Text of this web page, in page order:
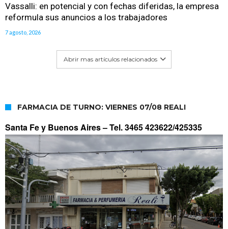
Vassalli: en potencial y con fechas diferidas, la empresa
reformula sus anuncios a los trabajadores
7 agosto, 2026
Abrir mas artículos relacionados
FARMACIA DE TURNO: VIERNES 07/08 REALI
Santa Fe y Buenos Aires –Tel. 3465 423622/425335